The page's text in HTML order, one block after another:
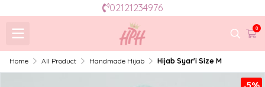
02121234976
0
Home All Product Handmade Hijab Hijab Syar'i Size M
-5%